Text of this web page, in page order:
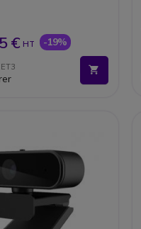
8 micros
à formation
sonore à 5,5 mètres
Plug & Play en
€ HT -19%